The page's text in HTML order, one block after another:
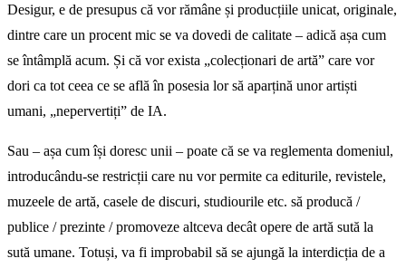
Desigur, e de presupus că vor rămâne și producțiile unicat, originale,
dintre care un procent mic se va dovedi de calitate – adică așa cum
se întâmplă acum. Și că vor exista „colecționari de artă” care vor
dori ca tot ceea ce se află în posesia lor să aparțină unor artiști
umani, „nepervertiți” de IA.
Sau – așa cum își doresc unii – poate că se va reglementa domeniul,
introducându-se restricții care nu vor permite ca editurile, revistele,
muzeele de artă, casele de discuri, studiourile etc. să producă /
publice / prezinte / promoveze altceva decât opere de artă sută la
sută umane. Totuși, va fi improbabil să se ajungă la interdicția de a